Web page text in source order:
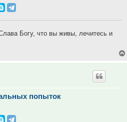
Богу, что вы живы, лечитесь и
попыток